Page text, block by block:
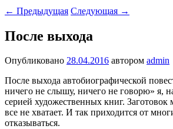
← Предыдущая Следующая →
После выхода
Опубликовано 28.04.2016 автором admin
После выхода автобиографической
ничего не слышу, ничего не говорю» я,
серией художественных книг.
все не хватает. И так приходится от
отказываться.